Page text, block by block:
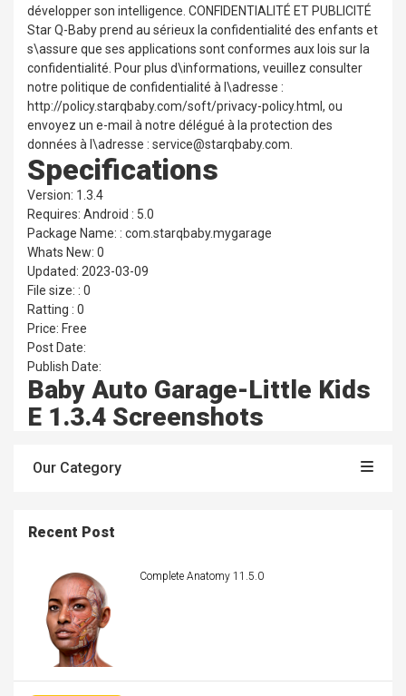
développer son intelligence. CONFIDENTIALITÉ ET PUBLICITÉ
Star Q-Baby prend au sérieux la confidentialité des enfants et
s\assure que ses applications sont conformes aux lois sur la
confidentialité. Pour plus d\informations, veuillez consulter
notre politique de confidentialité à l\adresse :
http://policy.starqbaby.com/soft/privacy-policy.html, ou
envoyez un e-mail à notre délégué à la protection des
données à l\adresse : service@starqbaby.com.
Specifications
Version: 1.3.4
Requires: Android : 5.0
Package Name: : com.starqbaby.mygarage
Whats New: 0
Updated: 2023-03-09
File size: : 0
Ratting : 0
Price: Free
Post Date:
Publish Date:
Baby Auto Garage-Little Kids
E 1.3.4 Screenshots
Our Category
Recent Post
Complete Anatomy 11.5.0